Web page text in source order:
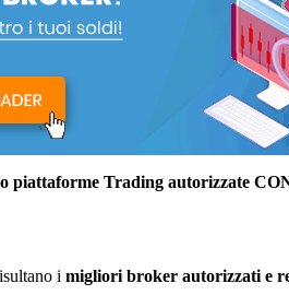
piattaforme Trading autorizzate
i migliori broker autorizzati e